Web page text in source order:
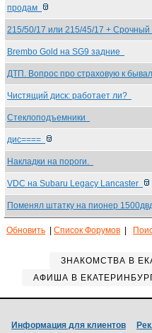
продам
215/50/17 или 215/45/17 + Срочный
Brembo Gold на SG9 задние
ДТП. Вопрос про страховую к
Чистящий диск: работает ли?
Стеклоподъемники
дис====
Накладки на пороги.
VDC на Subaru Legacy Lancaster
Поменял штатку на пионер
Обновить Список Форумов
ЗНАКОМСТВА В
АФИША В
Информация для клиентов